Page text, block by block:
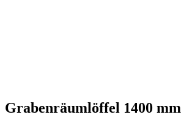
Grabenräumlöffel 1400 mm